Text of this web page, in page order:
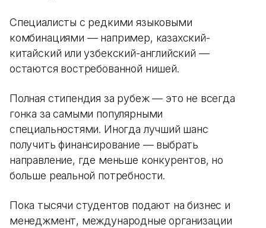
Специалисты с редкими языковыми
комбинациями — например, казахский-
китайский или узбекский-английский —
остаются востребованной нишей.
Полная стипендия за рубеж — это не всегда
гонка за самыми популярными
специальностями. Иногда лучший шанс
получить финансирование — выбрать
направление, где меньше конкурентов, но
больше реальной потребности.
Пока тысячи студентов подают на бизнес и
менеджмент, международные организации